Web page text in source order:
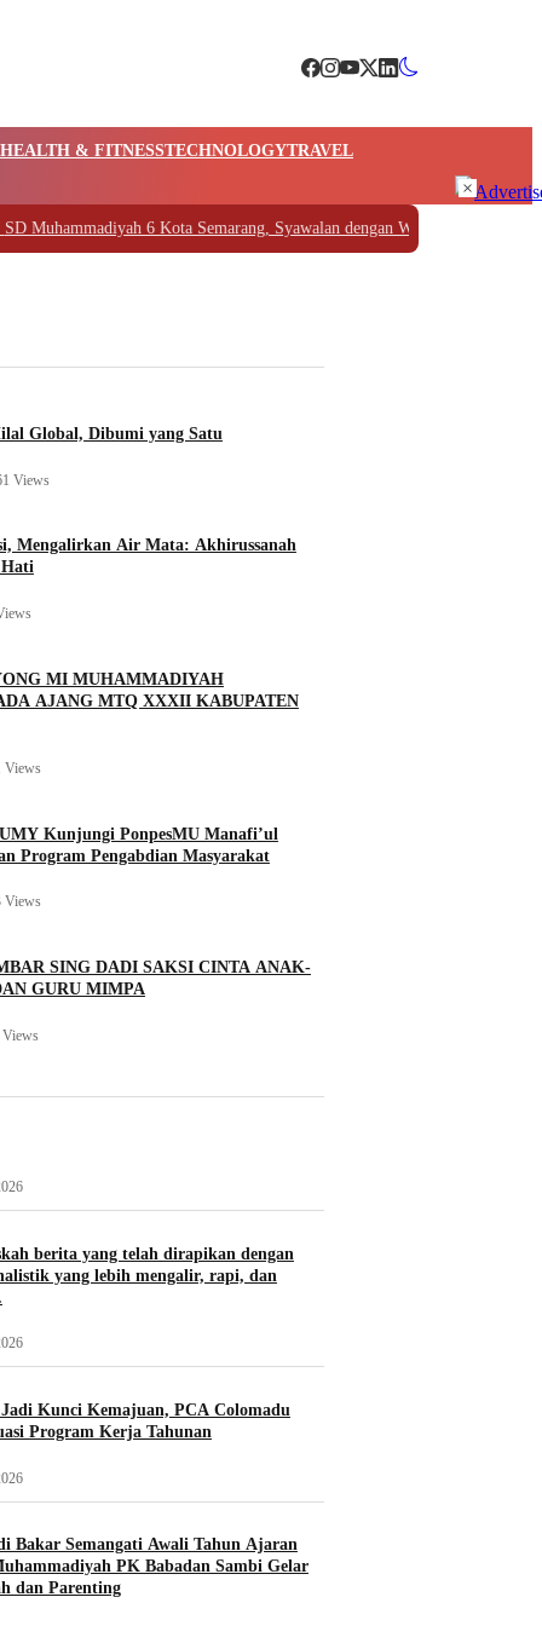
HEALTH & FITNESSTECHNOLOGYTRAVEL
6 Kota Semarang, Syawalan dengan Wayang Golek Pitutur
Global, Dibumi yang Satu
Views
Mengalirkan Air Mata: Akhirussanah
Hati
MI MUHAMMADIYAH
AJANG MTQ XXXII KABUPATEN
Views
Kunjungi PonpesMU Manafi’ul
Program Pengabdian Masyarakat
Views
SING DADI SAKSI CINTA ANAK-
GURU MIMPA
Views
berita yang telah dirapikan dengan
yang lebih mengalir, rapi, dan
Kunci Kemajuan, PCA Colomadu
Program Kerja Tahunan
Bakar Semangati Awali Tahun Ajaran
PK Babadan Sambi Gelar
dan Parenting
×